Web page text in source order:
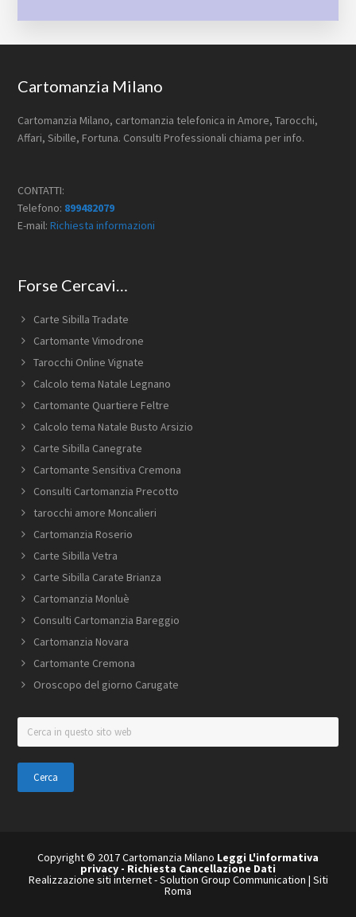
Footer
Cartomanzia Milano
Cartomanzia Milano, cartomanzia telefonica in Amore, Tarocchi,
Affari, Sibille, Fortuna. Consulti Professionali chiama per info.
CONTATTI:
Telefono: 899482079
E-mail:Richiesta informazioni
Forse Cercavi…
Carte Sibilla Tradate
Cartomante Vimodrone
Tarocchi Online Vignate
Calcolo tema Natale Legnano
Cartomante Quartiere Feltre
Calcolo tema Natale Busto Arsizio
Carte Sibilla Canegrate
Cartomante Sensitiva Cremona
Consulti Cartomanzia Precotto
tarocchi amore Moncalieri
Cartomanzia Roserio
Carte Sibilla Vetra
Carte Sibilla Carate Brianza
Cartomanzia Monluè
Consulti Cartomanzia Bareggio
Cartomanzia Novara
Cartomante Cremona
Oroscopo del giorno Carugate
Cerca
in
questo
sito
web
Copyright © 2017 Cartomanzia Milano Leggi L'informativa
privacy - Richiesta Cancellazione Dati
Realizzazione siti internet-Solution Group Communication | Siti
Roma